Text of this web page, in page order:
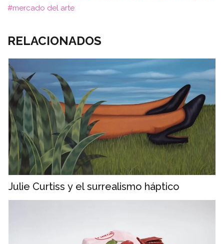
mercado del arte
RELACIONADOS
Julie Curtiss y el surrealismo háptico